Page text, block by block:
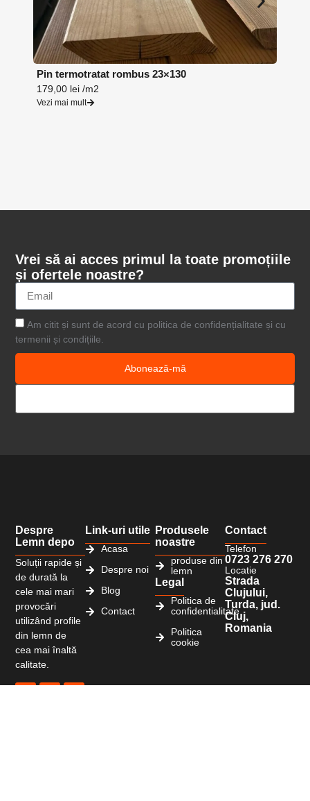
Pin termotratat rombus 23×130
179,00 lei /m2
Vezi mai mult
Vrei să ai acces primul la toate promoțiile
și ofertele noastre?
Am citit și sunt de acord cu politica de confidențialitate și cu
termenii și condițiile.
Abonează-mă
Despre
Lemn depo
Soluții rapide și
de durată la
cele mai mari
provocări
utilizând profile
din lemn de
cea mai înaltă
calitate.
Link-uri utile
Acasa
Despre noi
Blog
Contact
Produsele
noastre
produse din
lemn
Legal
Politica de
confidentialitate
Politica
cookie
Contact
Telefon
0723 276 270
Locatie
Strada
Clujului,
Turda, jud.
Cluj,
Romania